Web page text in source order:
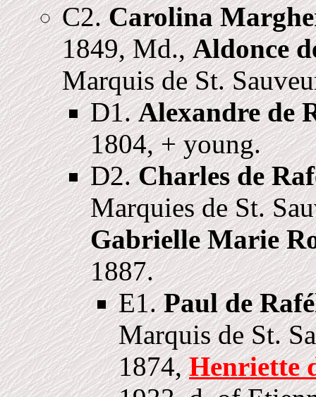
C2.Carolina
1849, Md.,Aldonce
Marquis de St.
D1.Alexandre de
1804, + young.
D2.Charles de
Marquies de St.
Gabrielle Marie
1887.
E1.Paul de
Marquis de St.
1874,Henriette